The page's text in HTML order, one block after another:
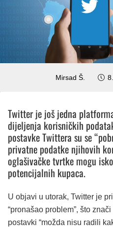
Mirsad Š.
Twitter je još jedna
dijeljenja korisničkih
postavke Twittera su se
privatne podatke njihovih
oglašivačke tvrtke mogu
potencijalnih kupaca.
U objavi u utorak, Twitter je
“pronašao problem”, što
postavki “možda nisu radili